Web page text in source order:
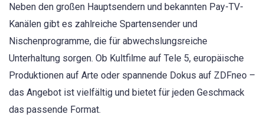
Neben den großen Hauptsendern und bekannten Pay-TV-
Kanälen gibt es zahlreiche Spartensender und
Nischenprogramme, die für abwechslungsreiche
Unterhaltung sorgen. Ob Kultfilme auf Tele 5, europäische
Produktionen auf Arte oder spannende Dokus auf ZDFneo –
das Angebot ist vielfältig und bietet für jeden Geschmack
das passende Format.